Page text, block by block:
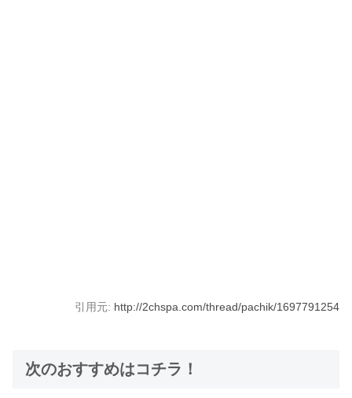
引用元: http://2chspa.com/thread/pachik/1697791254
次のおすすめはコチラ！